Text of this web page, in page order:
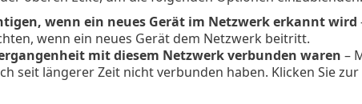
wenn ein neues Gerät im Netzwerk erkannt wird
wenn ein neues Gerät dem Netzwerk beitritt.
mit diesem Netzwerk verbunden waren –
seit längerer Zeit nicht verbunden haben. Klicken Sie